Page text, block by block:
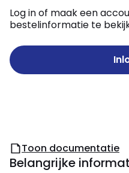
Log in of maak een
bestelinformatie te
Toon documentatie
Belangrijke